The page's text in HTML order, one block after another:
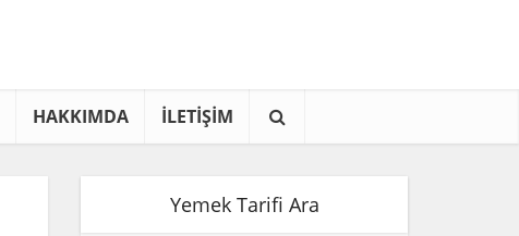
HAKKIMDA İLETİŞİM
Yemek Tarifi Ara